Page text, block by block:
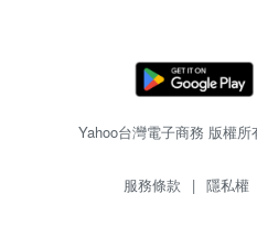
Yahoo台灣電子商務 版權
服務條款 | 隱私權